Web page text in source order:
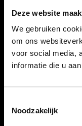
Deze website
We gebruiken
om ons
voor social media,
informatie die u
Noodzakelijk
Terug aan het
Nieuws
Over ons